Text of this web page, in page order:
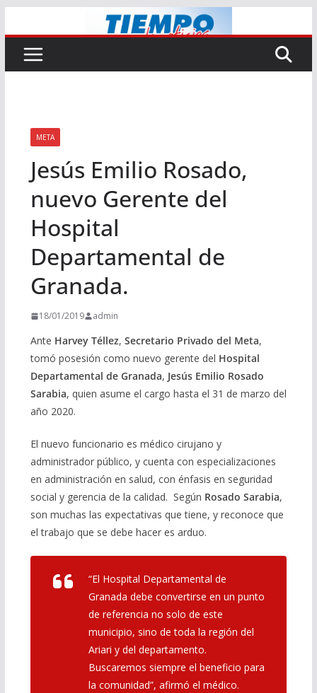
al
contenido
META
Jesús Emilio Rosado,
nuevo Gerente del
Hospital
Departamental de
Granada.
18/01/2019 admin
Ante Harvey Téllez, Secretario Privado del Meta,
tomó posesión como nuevo gerente del Hospital
Departamental de Granada, Jesús Emilio Rosado
Sarabia, quien asume el cargo hasta el 31 de marzo del
año 2020.
El nuevo funcionario es médico cirujano y
administrador público, y cuenta con especializaciones
en administración en salud, con énfasis en seguridad
social y gerencia de la calidad. Según Rosado Sarabia,
son muchas las expectativas que tiene, y reconoce que
el trabajo que se debe hacer es arduo.
“El Hospital Departamental de
Granada debe convertirse en un punto
de referencia no solo de este
municipio, sino de toda la región del
Ariari y del departamento.
Buscaremos siempre el beneficio para
la comunidad”, afirmó el médico.